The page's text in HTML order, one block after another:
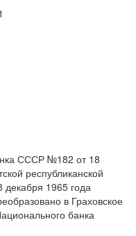
СССР №182 от 18
республиканской
1965 года
в Граховское
банка